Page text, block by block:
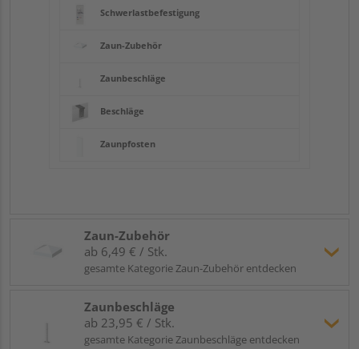
Schwerlastbefestigung
Zaun-Zubehör
Zaunbeschläge
Beschläge
Zaunpfosten
Zaun-Zubehör
ab 6,49 € / Stk.
gesamte Kategorie Zaun-Zubehör entdecken
Zaunbeschläge
ab 23,95 € / Stk.
gesamte Kategorie Zaunbeschläge entdecken